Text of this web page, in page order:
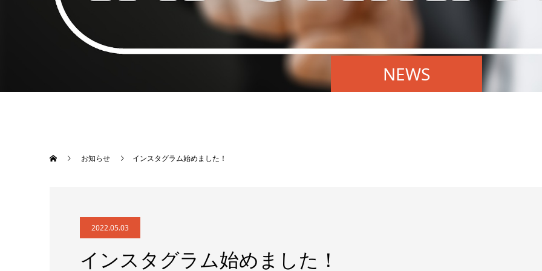
NEWS
お知らせ インスタグラム始めました！
2022.05.03
インスタグラム始めました！